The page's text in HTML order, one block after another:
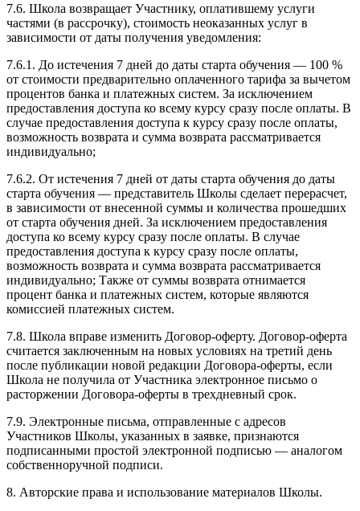
7.6. Школа возвращает Участнику, оплатившему услуги
частями (в рассрочку), стоимость неоказанных услуг в
зависимости от даты получения уведомления:
7.6.1. До истечения 7 дней до даты старта обучения — 100 %
от стоимости предварительно оплаченного тарифа за вычетом
процентов банка и платежных систем. За исключением
предоставления доступа ко всему курсу сразу после оплаты. В
случае предоставления доступа к курсу сразу после оплаты,
возможность возврата и сумма возврата рассматривается
индивидуально;
7.6.2. От истечения 7 дней от даты старта обучения до даты
старта обучения — представитель Школы сделает перерасчет,
в зависимости от внесенной суммы и количества прошедших
от старта обучения дней. За исключением предоставления
доступа ко всему курсу сразу после оплаты. В случае
предоставления доступа к курсу сразу после оплаты,
возможность возврата и сумма возврата рассматривается
индивидуально; Также от суммы возврата отнимается
процент банка и платежных систем, которые являются
комиссией платежных систем.
7.8. Школа вправе изменить Договор-оферту. Договор-оферта
считается заключенным на новых условиях на третий день
после публикации новой редакции Договора-оферты, если
Школа не получила от Участника электронное письмо о
расторжении Договора-оферты в трехдневный срок.
7.9. Электронные письма, отправленные с адресов
Участников Школы, указанных в заявке, признаются
подписанными простой электронной подписью — аналогом
собственноручной подписи.
8. Авторские права и использование материалов Школы.